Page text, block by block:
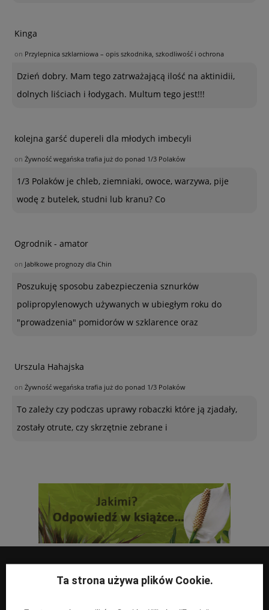
Kinga
on Przylepnica szklarniowa – opis szkodnika, szkodliwość i ochrona
Dzień dobry. Mam tego zatrważającą ilość na aktinidii,
dolnych liściach i łodygach. Multum tego jest!!!
kolejna garść dupereli dla młodych imbecyli
on Żywność wegańska trafia już do ponad 1/3 Polaków
1/3 Polaków je chleb, ziemniaki, owoce, warzywa, pije
wodę z butelek, studni lub kranu? Co
Ogrodnik - amator
on Jabłkowe prognozy dla Chin
Poszukuję sposobu zabezpieczenia sznurków
polipropylenowych używanych w ubiegłym roku do
"prowadzenia" pomidorów w szklarence oraz
Urszula Hahajska
on Żywność wegańska trafia już do ponad 1/3 Polaków
To zależy czy podczas uprawy robaczki które ją zjadały,
zostały otrute, czy skrzętnie zebrane i
Ta strona używa plików Cookie.